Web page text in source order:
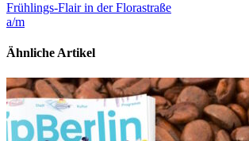
Frühlings-Flair in der Florastraße
a/m
Ähnliche Artikel